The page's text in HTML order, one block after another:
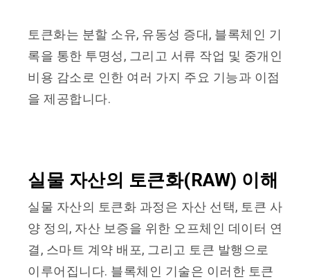
토큰화는 분할 소유, 유동성 증대, 블록체인 기
록을 통한 투명성, 그리고 서류 작업 및 중개인
비용 감소로 인한 여러 가지 주요 기능과 이점
을 제공합니다.
실물 자산의 토큰화(RAW) 이해
실물 자산의 토큰화 과정은 자산 선택, 토큰 사
양 정의, 자산 보증을 위한 오프체인 데이터 연
결, 스마트 계약 배포, 그리고 토큰 발행으로
이루어집니다. 블록체인 기술은 이러한 토큰